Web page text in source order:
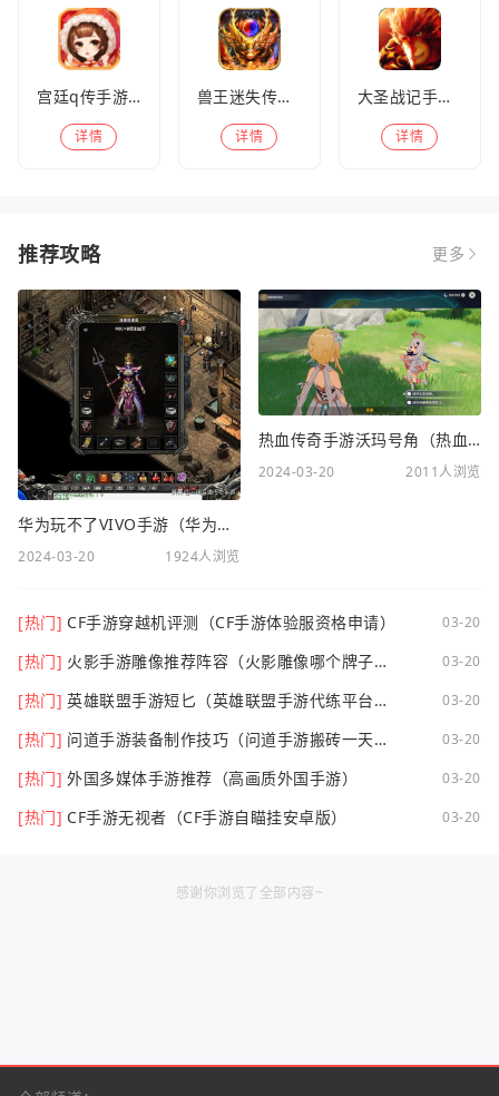
宫廷q传手游百度版
详情
兽王迷失传奇高爆版
详情
大圣战记手游官方版
详情
推荐攻略 更多
华为玩不了VIVO手游（华为玩不了VIVO手游怎么办）
2024-03-20 1924人浏览
热血传奇手游沃玛号角（热血传奇沃玛装备隐藏属性）
2024-03-20 2011人浏览
[热门] CF手游穿越机评测（CF手游体验服资格申请） 03-20
[热门] 火影手游雕像推荐阵容（火影雕像哪个牌子
03-20
[热门] 英雄联盟手游短匕（英雄联盟手游代练平台哪
03-20
[热门] 问道手游装备制作技巧（问道手游搬砖一天可
03-20
[热门] 外国多媒体手游推荐（高画质外国手游） 03-20
[热门] CF手游无视者（CF手游自瞄挂安卓版） 03-20
感谢你浏览了全部内容~